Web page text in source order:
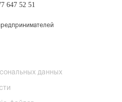
647 52 51
данных